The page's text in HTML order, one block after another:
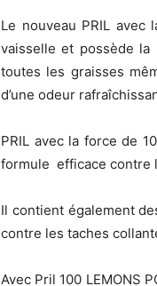
Le nouveau PRIL
vaisselle et possède
toutes les graisses
d’une odeur
PRIL avec la force de
formule efficace contre
Il contient également
contre les taches
Avec Pril 100 LEMONS